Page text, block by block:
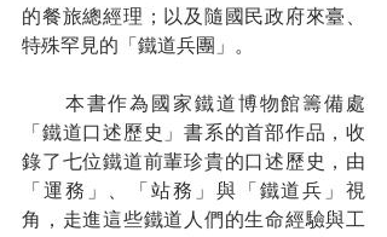
的餐旅總經理；以及隨國民政府來臺、
特殊罕見的「鐵道兵團」。
本書作為國家鐵道博物館籌備處
「鐵道口述歷史」書系的首部作品，收
錄了七位鐵道前輩珍貴的口述歷史，由
「運務」、「站務」與「鐵道兵」視
角，走進這些鐵道人們的生命經驗與工